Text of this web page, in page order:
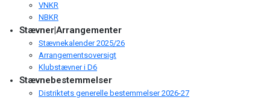
VNKR
NBKR
Stævner|Arrangementer
Stævnekalender 2025/26
Arrangementsoversigt
Klubstævner i D6
Stævnebestemmelser
Distriktets generelle bestemmelser 2026-27